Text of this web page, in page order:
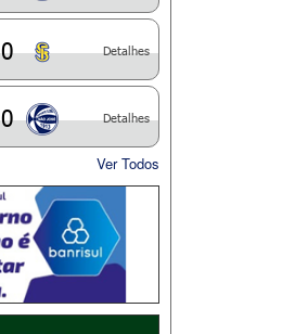
0 Detalhes
0 Detalhes
Ver Todos